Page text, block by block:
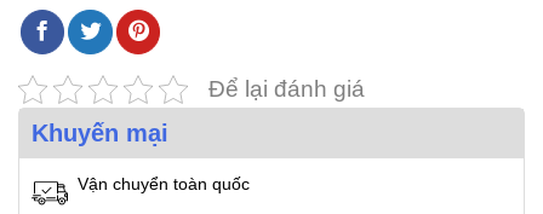
Để lại đánh giá
Khuyến mại
Vận chuyển toàn quốc